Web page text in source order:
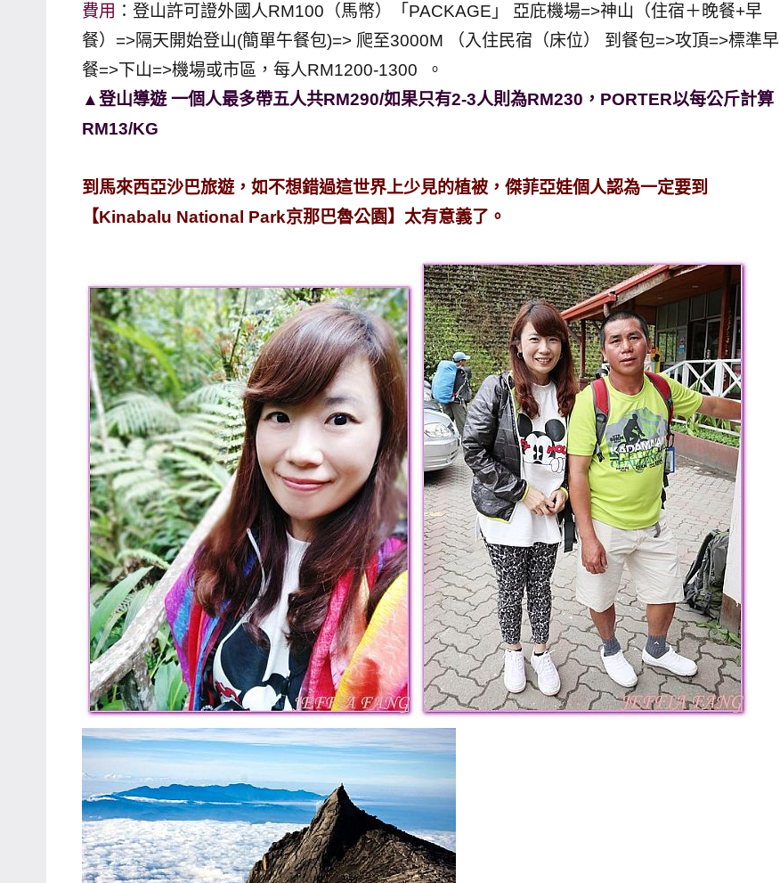
費用 ：登山許可證外國人RM100（馬幣）「PACKAGE」 亞庇機場=>神山（住宿＋晚餐+早
餐）=>隔天開始登山(簡單午餐包)=> 爬至3000M （入住民宿（床位） 到餐包=>攻頂=>標準早
餐=>下山=>機場或市區，每人RM1200-1300 。
▲登山導遊 一個人最多帶五人共RM290/如果只有2-3人則為RM230，PORTER以每公斤計算
RM13/KG
到馬來西亞沙巴旅遊，如不想錯過這世界上少見的植被，傑菲亞娃個人認為一定要到
【Kinabalu National Park京那巴魯公園】太有意義了。